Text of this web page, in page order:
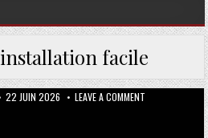
installation facile
PUBLISHED DATE:
22 JUIN 2026 LEAVE A COMMENTON